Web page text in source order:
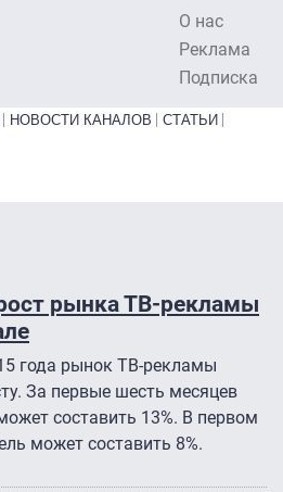
О нас
Реклама
Подписка
НОВОСТИ КАНАЛОВ
СТАТЬИ
рынка ТВ-рекламы
года рынок ТВ-рекламы
За первые шесть месяцев
составить 13%. В первом
может составить 8%.